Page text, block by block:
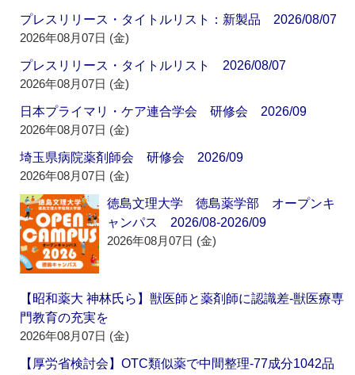
プレスリリース・タイトルリスト：新製品 2026/08/07
2026年08月07日 (金)
プレスリリース・タイトルリスト 2026/08/07
2026年08月07日 (金)
日本プライマリ・ケア連合学会 研修会 2026/09
2026年08月07日 (金)
埼玉県病院薬剤師会 研修会 2026/09
2026年08月07日 (金)
徳島文理大学 徳島薬学部 オープンキ
ャンパス 2026/08-2026/09
2026年08月07日 (金)
【昭和薬大 神林氏ら】獣医師と薬剤師に認識差‐獣医療専
門教育の充実を
2026年08月07日 (金)
【厚労省検討会】OTC類似薬で中間整理‐77成分1042品